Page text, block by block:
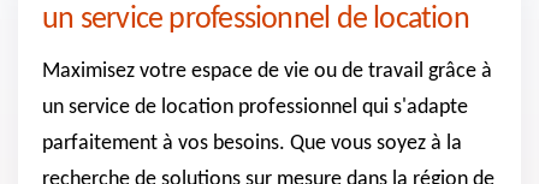
un service professionnel de location
Maximisez votre espace de vie ou de travail grâce à
un service de location professionnel qui s'adapte
parfaitement à vos besoins. Que vous soyez à la